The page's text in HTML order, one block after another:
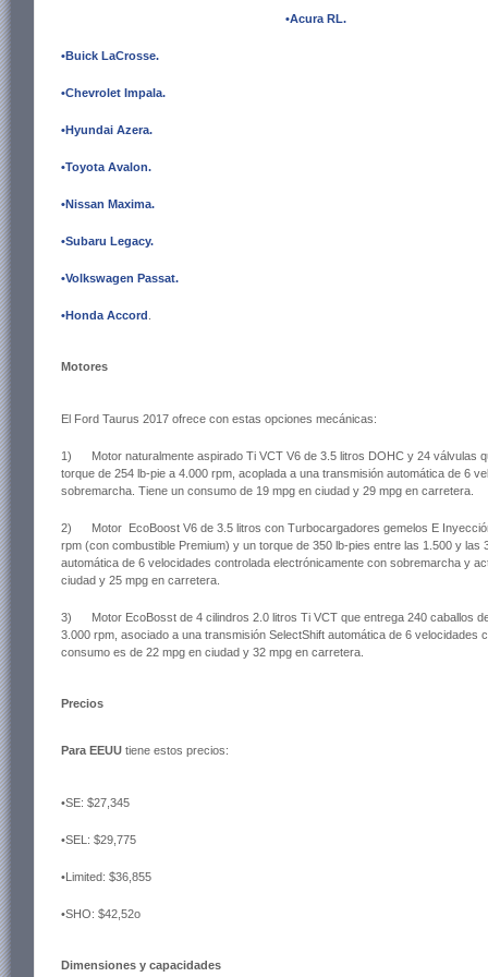
•Acura RL.
•Buick LaCrosse.
•Chevrolet Impala.
•Hyundai Azera.
•Toyota Avalon.
•Nissan Maxima.
•Subaru Legacy.
•Volkswagen Passat.
•Honda Accord
Motores
El Ford Taurus 2017 ofrece con estas opciones mecánicas:
1) Motor naturalmente aspirado Ti VCT V6 de 3.5 litros DOHC y 24 válvulas
torque de 254 lb-pie a 4.000 rpm, acoplada a una transmisión automática de 6
sobremarcha. Tiene un consumo de 19 mpg en ciudad y 29 mpg en carretera.
2) Motor EcoBoost V6 de 3.5 litros con Turbocargadores gemelos E
rpm (con combustible Premium) y un torque de 350 lb-pies entre las 1.500 y las
automática de 6 velocidades controlada electrónicamente con sobremarcha y
ciudad y 25 mpg en carretera.
3) Motor EcoBosst de 4 cilindros 2.0 litros Ti VCT que entrega 240 caballos
3.000 rpm, asociado a una transmisión SelectShift automática de 6 velocidades
consumo es de 22 mpg en ciudad y 32 mpg en carretera.
Precios
Para EEUU tiene estos precios:
•SE: $27,345
•SEL: $29,775
•Limited: $36,855
•SHO: $42,52o
Dimensiones y capacidades